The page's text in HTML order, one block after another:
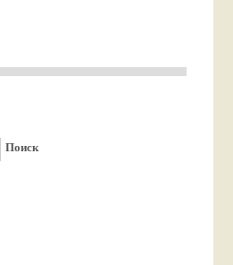
Поиск